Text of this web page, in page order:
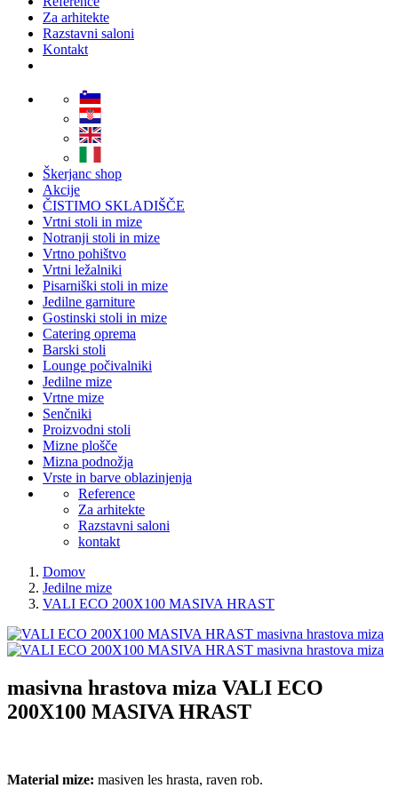
Za arhitekte
Razstavni saloni
Kontakt
Škerjanc shop
Akcije
ČISTIMO SKLADIŠČE
Vrtni stoli in mize
Notranji stoli in mize
Vrtno pohištvo
Vrtni ležalniki
Pisarniški stoli in mize
Jedilne garniture
Gostinski stoli in mize
Catering oprema
Barski stoli
Lounge počivalniki
Jedilne mize
Vrtne mize
Senčniki
Proizvodni stoli
Mizne plošče
Mizna podnožja
Vrste in barve oblazinjenja
Reference
Za arhitekte
Razstavni saloni
kontakt
Domov
Jedilne mize
VALI ECO 200X100 MASIVA HRAST
masivna hrastova miza VALI ECO
200X100 MASIVA HRAST
Material mize: masiven les hrasta, raven rob.